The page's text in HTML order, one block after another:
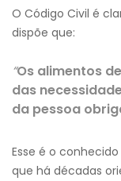
O Código Civil é
dispõe que:
“Os alimentos
das
da pessoa
Esse é o conhecido
que há décadas